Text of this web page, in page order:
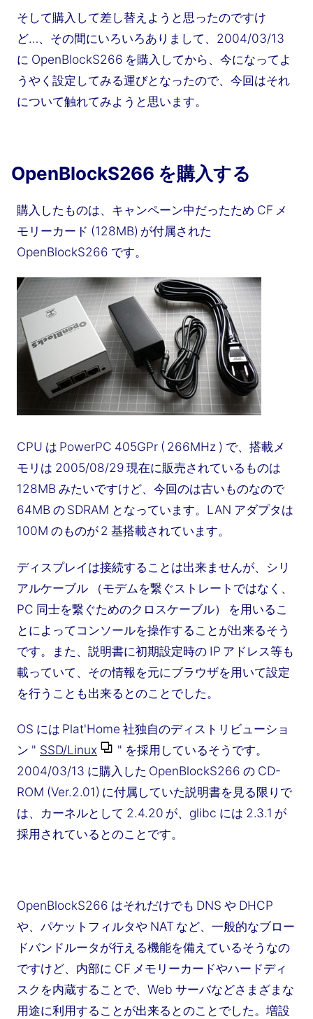
そして購入して差し替えようと思ったのですけ
ど…、その間にいろいろありまして、2004/03/13
に OpenBlockS266 を購入してから、今になってよ
うやく設定してみる運びとなったので、今回はそれ
について触れてみようと思います。
OpenBlockS266 を購入する
購入したものは、キャンペーン中だったため CF メ
モリーカード (128MB) が付属された
OpenBlockS266 です。
CPU は PowerPC 405GPr ( 266MHz ) で、搭載メ
モリは 2005/08/29 現在に販売されているものは
128MB みたいですけど、今回のは古いものなので
64MB の SDRAM となっています。LAN アダプタは
100M のものが 2 基搭載されています。
ディスプレイは接続することは出来ませんが、シリ
アルケーブル （モデムを繋ぐストレートではなく、
PC 同士を繋ぐためのクロスケーブル） を用いるこ
とによってコンソールを操作することが出来るそう
です。また、説明書に初期設定時の IP アドレス等も
載っていて、その情報を元にブラウザを用いて設定
を行うことも出来るとのことでした。
OS には Plat'Home 社独自のディストリビューショ
ン " SSD/Linux
" を採用しているそうです。
2004/03/13 に購入した OpenBlockS266 の CD-
ROM (Ver.2.01) に付属していた説明書を見る限りで
は、カーネルとして 2.4.20 が、glibc には 2.3.1 が
採用されているとのことです。
OpenBlockS266 はそれだけでも DNS や DHCP
や、パケットフィルタや NAT など、一般的なブロー
ドバンドルータが行える機能を備えているそうなの
ですけど、内部に CF メモリーカードやハードディ
スクを内蔵することで、Web サーバなどさまざまな
用途に利用することが出来るとのことでした。増設